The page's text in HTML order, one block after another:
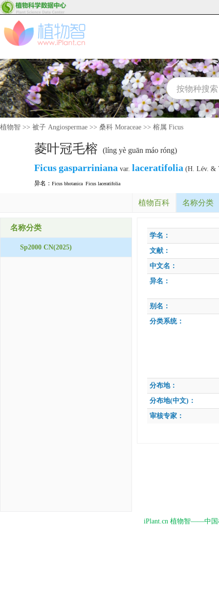
植物智 >> 被子 Angiospermae >> 桑科 Moraceae >> 榕属 Ficus
菱叶冠毛榕 (líng yè guān máo róng)
Ficusgasparriniana var. laceratifolia (H. Lév. &
异名： Ficus bhotanica Ficus laceratifolia
植物百科 名称分类
名称分类
Sp2000 CN(2025)
学名：
文献：
中文名：
异名：
别名：
分类系统：
分布地：
分布地(中文)：
审核专家：
iPlant.cn 植物智——中国